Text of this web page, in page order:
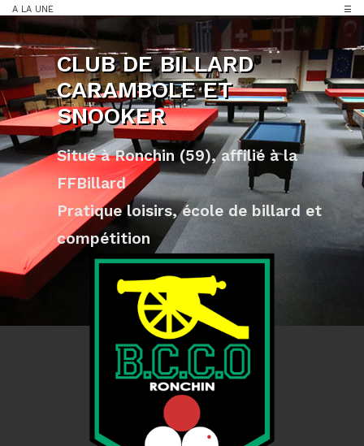
A LA UNE ☰
Club de billard
carambole et
snooker
Situé à Ronchin (59), affilié à la
FFBillard
Pratique loisirs, école de billard et
compétition